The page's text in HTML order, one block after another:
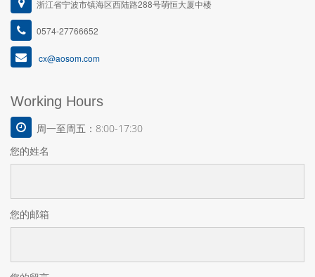
浙江省宁波市镇海区西陆路288号萌恒大厦中楼
0574-27766652
cx@aosom.com
Working Hours
周一至周五：8:00-17:30
您的姓名
您的邮箱